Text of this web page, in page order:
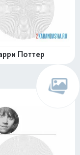
Поттер